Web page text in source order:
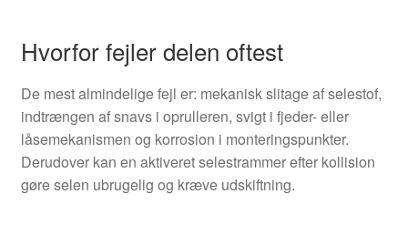
Hvorfor fejler delen oftest
De mest almindelige fejl er: mekanisk slitage af selestof,
indtrængen af snavs i oprulleren, svigt i fjeder- eller
låsemekanismen og korrosion i monteringspunkter.
Derudover kan en aktiveret selestrammer efter kollision
gøre selen ubrugelig og kræve udskiftning.